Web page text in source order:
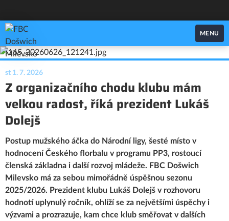
FBC Došwich Milevsko
MENU
st 1. 7. 2026
Z organizačního chodu klubu mám
velkou radost, říká prezident Lukáš
Dolejš
Postup mužského áčka do Národní ligy, šesté místo v
hodnocení Českého florbalu v programu PP3, rostoucí
členská základna i další rozvoj mládeže. FBC Došwich
Milevsko má za sebou mimořádně úspěšnou sezonu
2025/2026. Prezident klubu Lukáš Dolejš v rozhovoru
hodnotí uplynulý ročník, ohlíží se za největšími úspěchy i
výzvami a prozrazuje, kam chce klub směřovat v dalších